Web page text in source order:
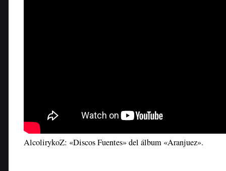
AlcolirykoZ: «Discos Fuentes» del álbum «Aranjuez».